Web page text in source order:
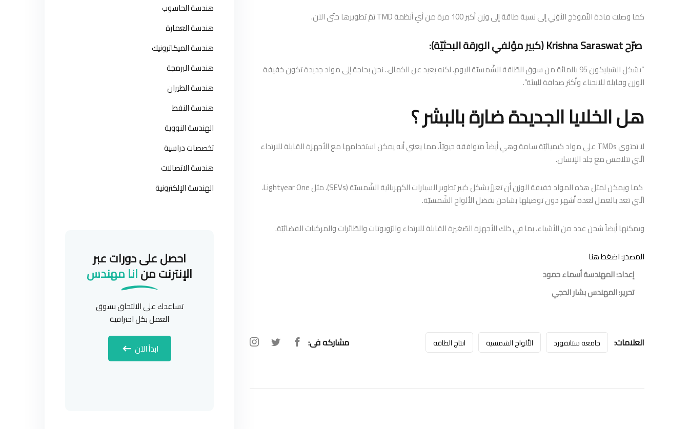
كما وصلت مادة النّموذج الأوّلي إلى نسبة طاقة إلى وزن أكبر 100 مرة من أيّ أنظمة TMD تمّ تطويرها حتّى الآن.
صرّح Krishna Saraswat (كبير مؤلفي الورقة البحثيّة):
“يشكل السّيليكون 95 بالمائة من سوق الطّاقة الشّمسيّة اليوم، لكنه بعيد عن الكمال.. نحن بحاجة إلى مواد جديدة تكون خفيفة
الوزن وقابلة للانحناء وأكثر صداقة للبيئة”.
هل الخلايا الجديدة ضارة بالبشر ؟
لا تحتوي TMDs على مواد كيميائيّة سامة وهي أيضاً متوافقة حيويّاً، مما يعني أنه يمكن استخدامها مع الأجهزة القابلة للارتداء
الّتي تتلامس مع جلد الإنسان.
كما ويمكن لمثل هذه المواد خفيفة الوزن أن تعززَ بشكل كبير تطوير السيارات الكهربائية الشّمسيّة (SEVs)، مثل Lightyear One،
الّتي تعد بالعمل لعدة أشهر دون توصيلها بشاحن بفضل الألواح الشّمسيّة.
ويمكنها أيضاً شحن عدد من الأشياء، بما في ذلك الأجهزة الصّغيرة القابلة للارتداء والرّوبوتات والطّائرات والمركبات الفضائيّة.
المصدر: اضغط هنا
إعداد: المهندسة أسماء حمود
تحرير: المهندس بشار الحجي
العلامات: جامعة ستانفورد الألواح الشمسية انتاج الطاقة مشاركه فى:
هندسة الحاسوب
هندسة العمارة
هندسة الميكاترونيك
هندسة البرمجة
هندسة الطيران
هندسة النفط
الهندسة النووية
تخصصات دراسية
هندسة الاتصالات
الهندسة الإلكترونية
احصل على دورات عبر
الإنترنت منانا مهندس
تساعدك على الالتحاق بسوق
العمل بكل احترافية
ابدأ الآن